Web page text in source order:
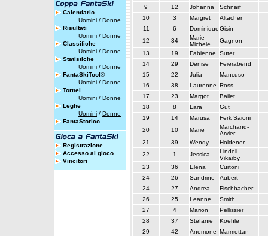
Calendario
Uomini / Donne
Risultati
Uomini / Donne
Classifiche
Uomini / Donne
Statistiche
Uomini / Donne
FantaSkiTool®
Uomini / Donne
Tornei
Uomini / Donne
Leghe
Uomini / Donne
FantaStorico
Registrazione
Accesso al gioco
Vincitori
9
12 Johanna
Schnarf
10
3 Margret
Altacher
11
6 DominiqueGisin
12
34
Marie-
Michele
Gagnon
13
19 Fabienne
Suter
14
29 Denise
Feierabend
15
22 Julia
Mancuso
16
38 Laurenne Ross
17
23 Margot
Bailet
18
8 Lara
Gut
19
14 Marusa
Ferk Saioni
20
10 Marie
Marchand-
Arvier
21
39 Wendy
Holdener
22
1 Jessica
Lindell-
Vikarby
23
36 Elena
Curtoni
24
26 Sandrine
Aubert
24
27 Andrea
Fischbacher
26
25 Leanne
Smith
27
4 Marion
Pellissier
28
37 Stefanie
Koehle
29
42 Anemone Marmottan